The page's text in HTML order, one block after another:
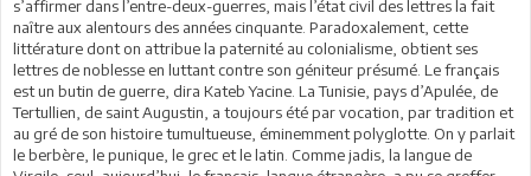
s’affirmer dans l’entre-deux-guerres, mais l’état civil des lettres la fait
naître aux alentours des années cinquante. Paradoxalement, cette
littérature dont on attribue la paternité au colonialisme, obtient ses
lettres de noblesse en luttant contre son géniteur présumé. Le français
est un butin de guerre, dira Kateb Yacine. La Tunisie, pays d’Apulée, de
Tertullien, de saint Augustin, a toujours été par vocation, par tradition et
au gré de son histoire tumultueuse, éminemment polyglotte. On y parlait
le berbère, le punique, le grec et le latin. Comme jadis, la langue de